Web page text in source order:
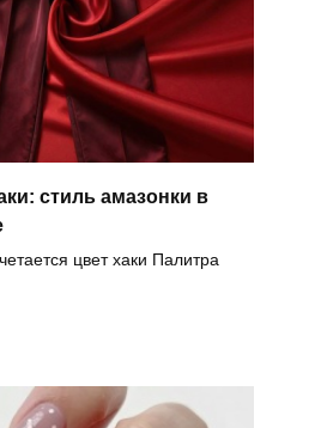
стиль амазонки в
цвет хаки Палитра